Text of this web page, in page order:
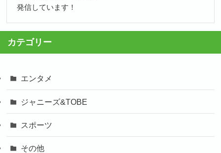
発信しています！
カテゴリー
エンタメ
ジャニーズ&TOBE
スポーツ
その他